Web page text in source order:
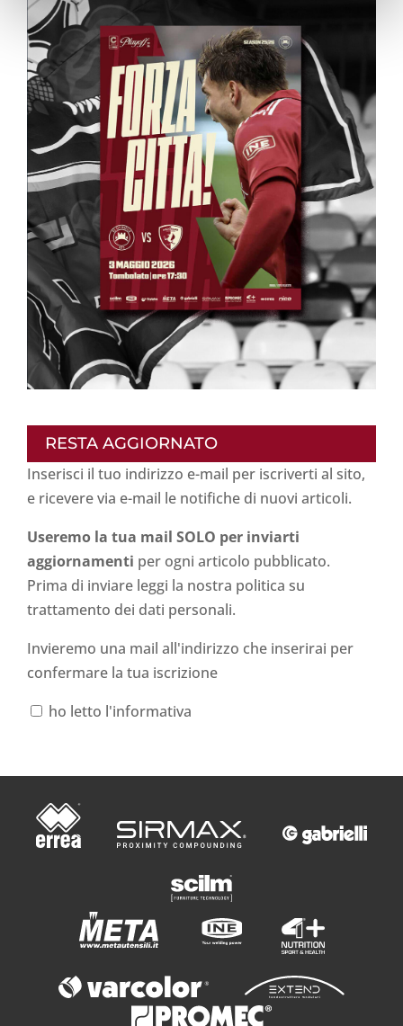
RESTA AGGIORNATO
Inserisci il tuo indirizzo e-mail per iscriverti al sito,
e ricevere via e-mail le notifiche di nuovi articoli.
Useremo la tua mail SOLO per inviarti
aggiornamenti per ogni articolo pubblicato.
Prima di inviare leggi la nostra politica su
trattamento dei dati personali.
Invieremo una mail all'indirizzo che inserirai per
confermare la tua iscrizione
ho letto l'informativa